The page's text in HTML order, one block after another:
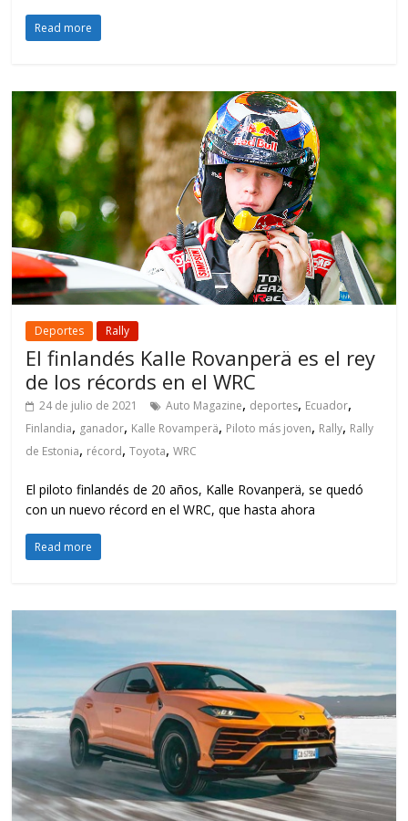
Read more
Deportes Rally
El finlandés Kalle Rovanperä es el rey
de los récords en el WRC
24 de julio de 2021 Auto Magazine, deportes, Ecuador,
Finlandia, ganador, Kalle Rovamperä, Piloto más joven, Rally, Rally
de Estonia, récord,Toyota,WRC
El piloto finlandés de 20 años, Kalle Rovanperä, se quedó
con un nuevo récord en el WRC, que hasta ahora
Read more